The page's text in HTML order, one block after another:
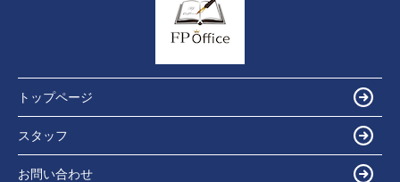
トップページ
スタッフ
お問い合わせ